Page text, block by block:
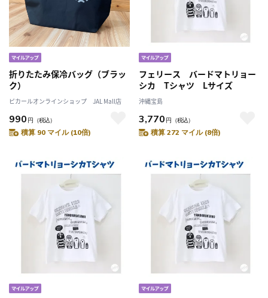
折りたたみ保冷バッグ（ブラッ
ク）
ピカールオンラインショップ JAL Mall店
990 円 （税込）
積算 90 マイル (10倍)
フェリース バードマトリョー
シカ Tシャツ Lサイズ
沖縄宝島
3,770 円 （税込）
積算 272 マイル (8倍)